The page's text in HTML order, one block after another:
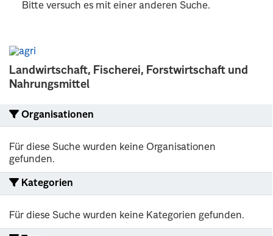
Landwirtschaft, Fischerei, Forstwirtschaft und
Nahrungsmittel
Organisationen
Für diese Suche wurden keine Organisationen
gefunden.
Kategorien
Für diese Suche wurden keine Kategorien gefunden.
Bitte versuch es mit einer anderen Suche.